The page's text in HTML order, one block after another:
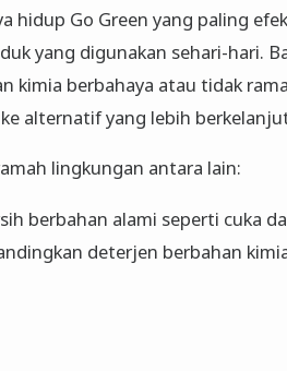
hidup Go Green yang paling
yang digunakan sehari-hari.
kimia berbahaya atau tidak
alternatif yang lebih
lingkungan antara lain:
berbahan alami seperti cuka
deterjen berbahan